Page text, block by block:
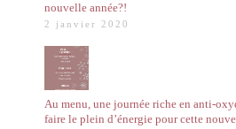
nouvelle année?!
2 janvier 2020
Au menu, une journée riche en anti-
faire le plein d’énergie pour cette